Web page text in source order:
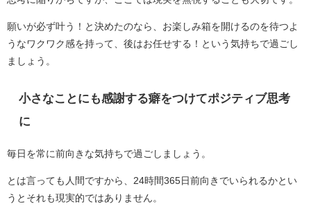
願いが必ず叶う！と決めたのなら、お楽しみ箱を開けるのを待つよ
うなワクワク感を持って、後はお任せする！という気持ちで過ごし
ましょう。
小さなことにも感謝する癖をつけてポジティブ思考
に
毎日を常に前向きな気持ちで過ごしましょう。
とは言っても人間ですから、24時間365日前向きでいられるかとい
うとそれも現実的ではありません。